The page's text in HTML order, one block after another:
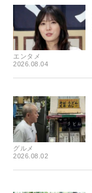
エンタメ
2026.08.04
グルメ
2026.08.02